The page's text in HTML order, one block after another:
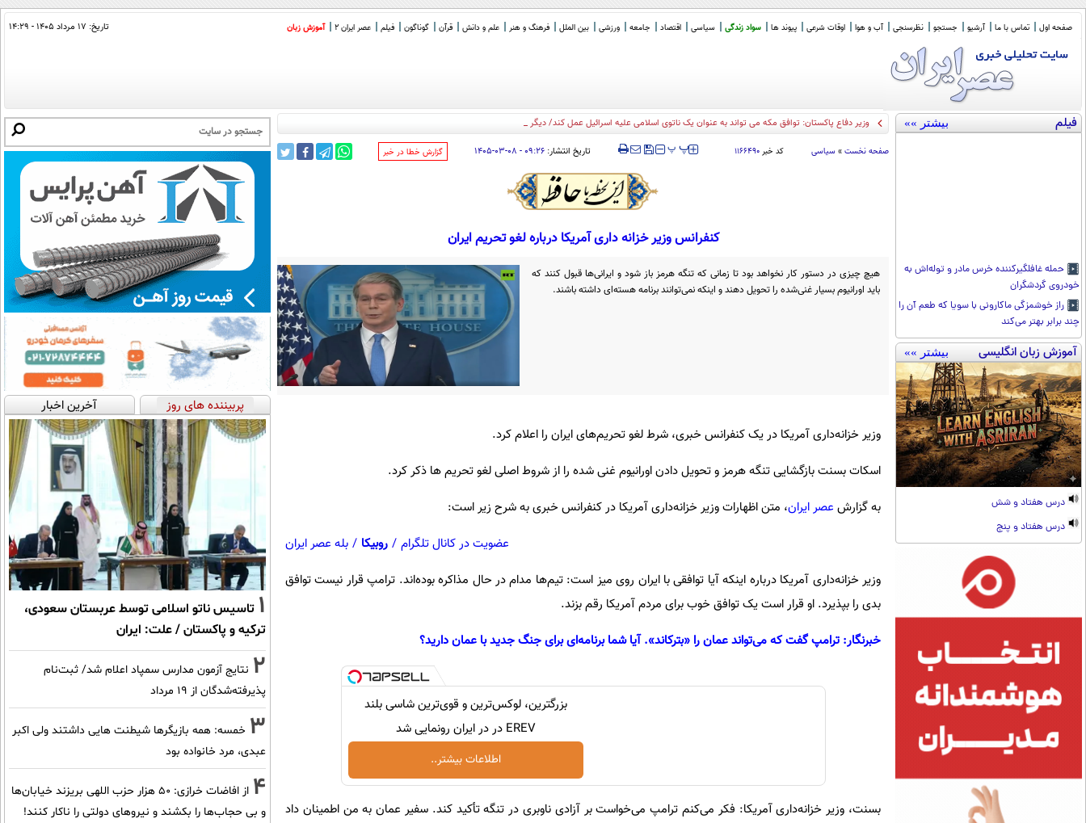
صفحه اول تماس با ما آرشیو جستجو نظرسنجی آب و هوا اوقات شرعی پیوند ها سواد زندگی سیاسی اقتصاد جامعه ورزشی بین الملل فرهنگ و هنر علم و دانش قرآن گوناگون فیلم عصر ایران 2 آموزش زبان تاریخ: ۱۷ مرداد ۱۴۰۵ - ۱۴:۲۹
فیلم بیشتر »»
حمله غافلگیرکننده خرس مادر و توله‌اش به
خودروی گردشگران
راز خوشمزگی ماکارونی با سویا که طعم آن را
چند برابر بهتر می‌کند
آموزش زبان انگلیسی بیشتر »»
درس هفتاد و شش
درس هفتاد و پنج
وزیر دفاع پاکستان: توافق مکه می تواند به عنوان یک ناتوی اسلامی علیه اسرائیل عمل کند/ دیگر کشورهای اسلامی ه
صفحه نخست » سیاسی کد خبر۱۱۶۶۴۹۰ ‍‍‍ پپ تاریخ انتشار: ۰۹:۲۶ - ۰۸-۰۳-۱۴۰۵ ‌گزارش خطا در خبر
کنفرانس وزیر خزانه داری آمریکا درباره لغو تحریم‌ ایران
هیچ چیزی در دستور کار نخواهد بود تا زمانی که تنگه هرمز باز شود و ایرانی‌ها قبول کنند که
باید اورانیوم بسیار غنی‌شده را تحویل دهند و اینکه نمی‌توانند برنامه هسته‌ای داشته باشند.
وزیر خزانه‌داری آمریکا در یک کنفرانس خبری، شرط لغو تحریم‌های ایران را اعلام کرد.
اسکات بسنت بازگشایی تنگه هرمز و تحویل دادن اورانیوم غنی شده را از شروط اصلی لغو تحریم ها ذکر کرد.
به گزارش عصر ایران، متن اظهارات وزیر خزانه‌داری آمریکا در کنفرانس خبری به شرح زیر است:
عضویت در کانال تلگرام / روبیکا / بله عصر ایران
وزیر خزانه‌داری آمریکا درباره اینکه آیا توافقی با ایران روی میز است: تیم‌ها مدام در حال مذاکره بوده‌اند. ترامپ قرار نیست توافق
بدی را بپذیرد. او قرار است یک توافق خوب برای مردم آمریکا رقم بزند.
خبرنگار: ترامپ گفت که می‌تواند عمان را «بترکاند». آیا شما برنامه‌ای برای جنگ جدید با عمان دارید؟
بزرگترین، لوکس‌ترین و قوی‌ترین شاسی بلند
EREV در در ایران رونمایی شد
اطلاعات بیشتر..
بسنت، وزیر خزانه‌داری آمریکا: فکر می‌کنم ترامپ می‌خواست بر آزادی ناوبری در تنگه تأکید کند. سفیر عمان به من اطمینان داد
پربیننده های روز آخرین اخبار
1 تاسیس ناتو اسلامی توسط عربستان سعودی،
ترکیه و پاکستان / علت: ایران
2 نتایج آزمون مدارس سمپاد اعلام شد/ ثبت‌نام
پذیرفته‌شدگان از ۱۹ مرداد
3 خمسه: همه بازیگرها شیطنت هایی داشتند ولی اکبر
عبدی، مرد خانواده بود
4
از افاضات خرازی: ۵۰ هزار حزب اللهی بریزند خیابان‌ها
و بی حجاب‌ها را بکشند و نیرو‌های دولتی را ناکار کنند!